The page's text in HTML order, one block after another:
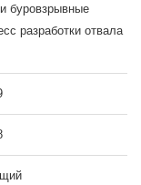
буровзрывные
разработки отвала